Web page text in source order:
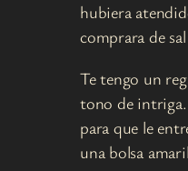
hubiera
comprara de
Te tengo un
tono de intriga.
para que le
una bolsa